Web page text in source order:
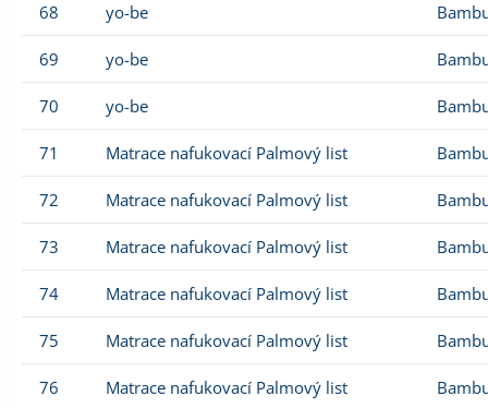
68 yo-be
69 yo-be
70 yo-be
71 Matrace nafukovací Palmový list
72 Matrace nafukovací Palmový list
73 Matrace nafukovací Palmový list
74 Matrace nafukovací Palmový list
75 Matrace nafukovací Palmový list
76 Matrace nafukovací Palmový list